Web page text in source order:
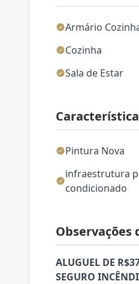
Armário
Cozinha
Sala de Estar
Pintura Nova
infraestrutura
condicionado
Observações
ALUGUEL DE
SEGURO